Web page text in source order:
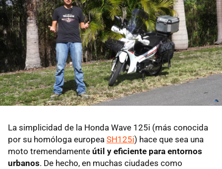
La simplicidad de la Honda Wave 125i (más conocida
por su homóloga europea SH125i) hace que sea una
moto tremendamente útil y eficiente para entornos
urbanos. De hecho, en muchas ciudades como